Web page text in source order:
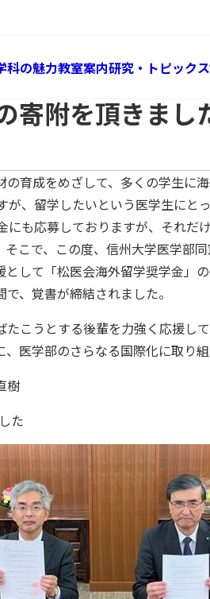
科の魅力教室案内研究・トピックス
寄附を頂きました
寄附を頂きまし
育成をめざして、多くの学生に
、留学したいという医学生にと
も応募しておりますが、それ
こで、この度、信州大学医学部
して「松医会海外留学奨学金
覚書が締結されました。
こうとする後輩を力強く応援し
医学部のさらなる国際化に取り組
樹
た